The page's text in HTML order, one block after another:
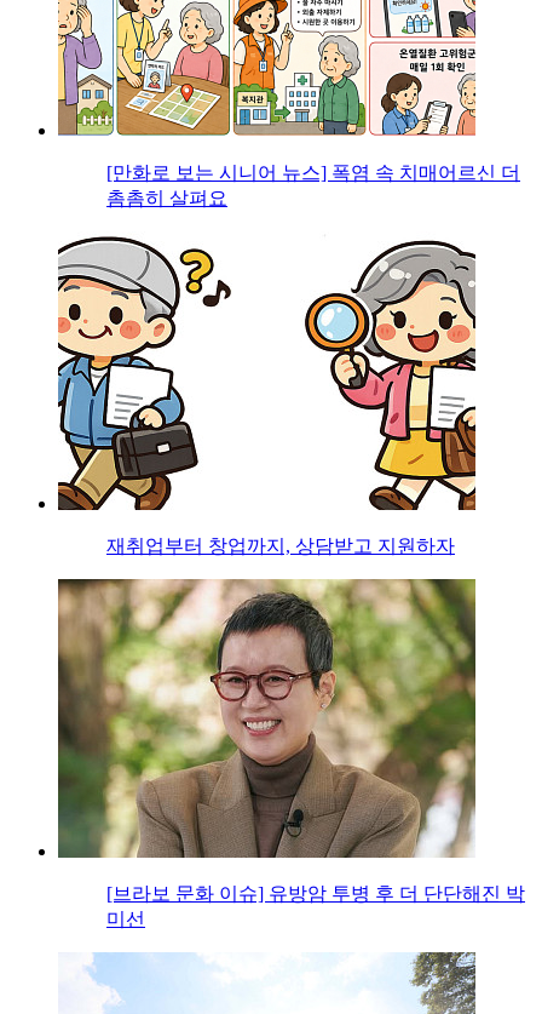
[만화로 보는 시니어 뉴스] 폭염 속 치매어르신 더
촘촘히 살펴요
재취업부터 창업까지, 상담받고 지원하자
[브라보 문화 이슈] 유방암 투병 후 더 단단해진 박
미선